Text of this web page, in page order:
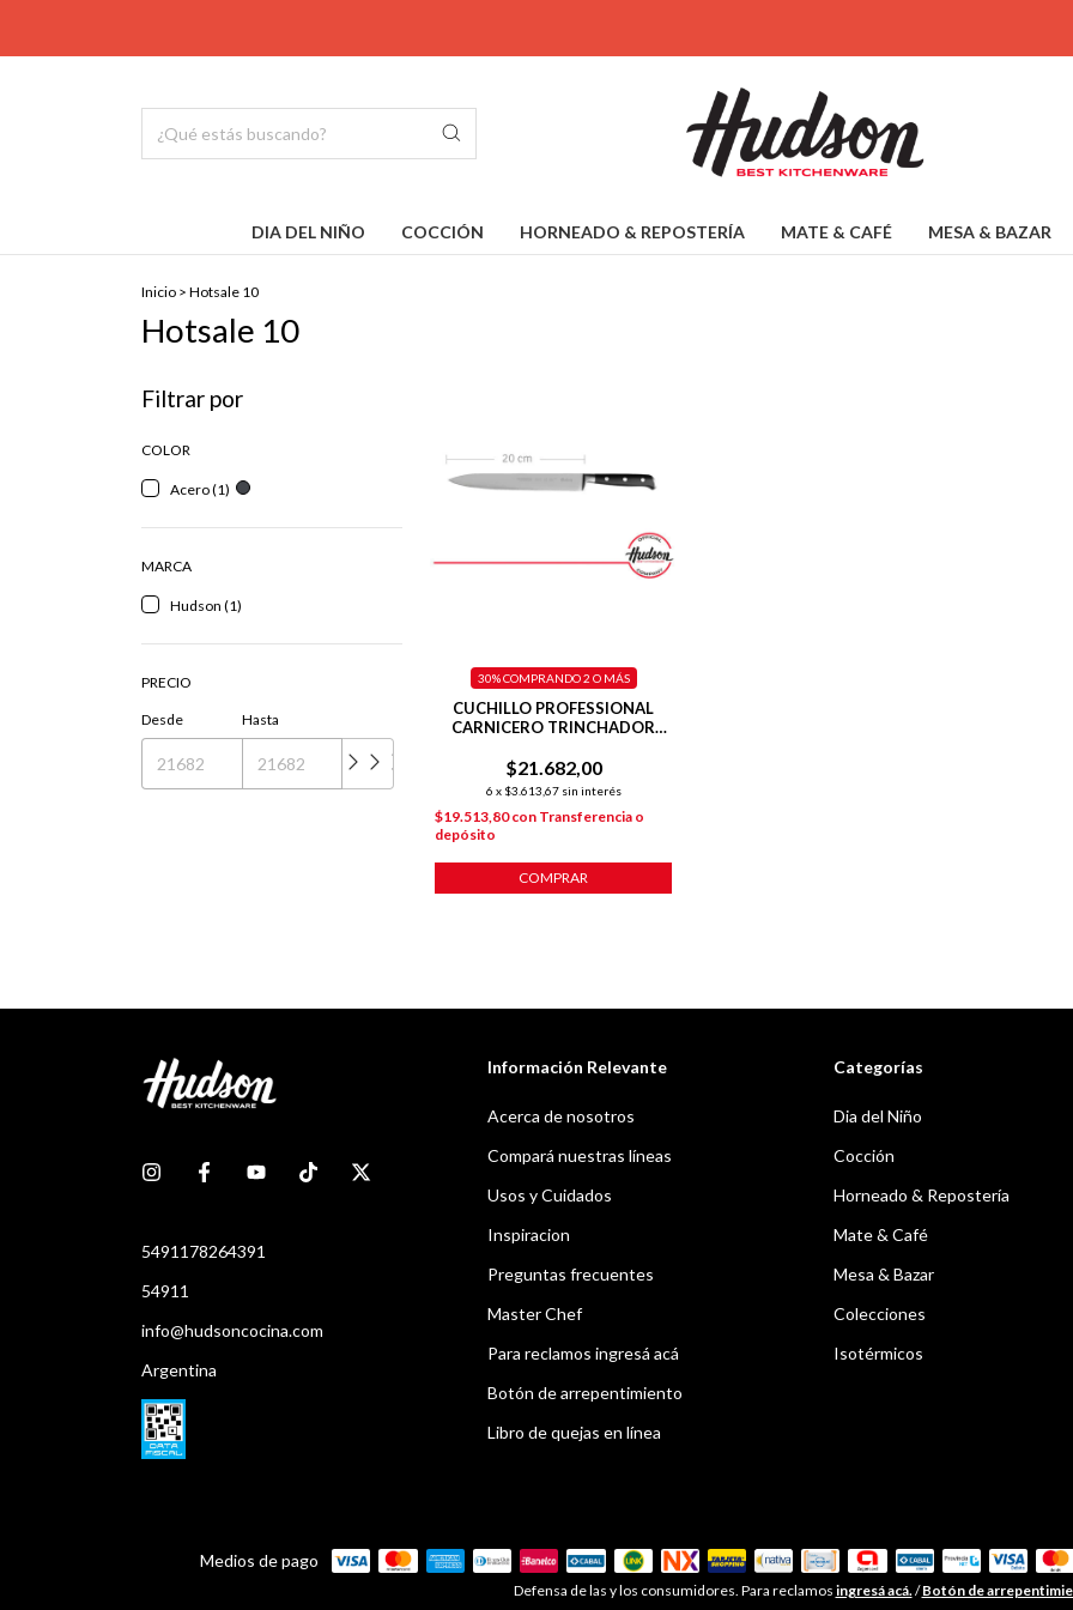
DIA DEL NIÑO COCCIÓN HORNEADO & REPOSTERÍA MATE & CAFÉ MESA & BAZAR
Inicio > Hotsale 10
Hotsale 10
Filtrar por
COLOR
Acero (1)
MARCA
Hudson (1)
PRECIO
Desde Hasta
CUCHILLO PROFESSIONAL
CARNICERO TRINCHADOR
$21.682,00
6 x $3.613,67 sin interés
30%COMPRANDO 2 O MÁS
$19.513,80con Transferencia o
depósito
COMPRAR
5491178264391
54911
info@hudsoncocina.com
Argentina
Información Relevante
Acerca de nosotros
Compará nuestras líneas
Usos y Cuidados
Inspiracion
Preguntas frecuentes
Master Chef
Para reclamos ingresá acá
Botón de arrepentimiento
Libro de quejas en línea
Categorías
Dia del Niño
Cocción
Horneado & Repostería
Mate & Café
Mesa & Bazar
Colecciones
Isotérmicos
Medios de pago
Defensa de las y los consumidores. Para reclamos ingresá acá./ Botón de